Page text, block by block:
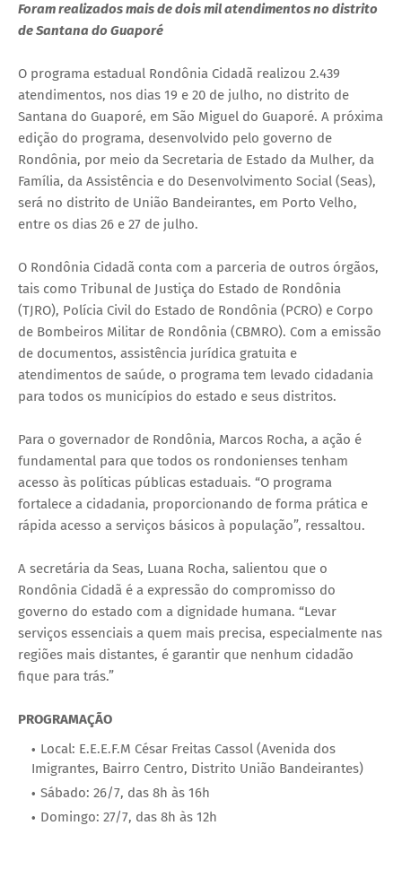
Foram realizados mais de dois mil atendimentos no distrito
de Santana do Guaporé
O programa estadual Rondônia Cidadã realizou 2.439
atendimentos, nos dias 19 e 20 de julho, no distrito de
Santana do Guaporé, em São Miguel do Guaporé. A próxima
edição do programa, desenvolvido pelo governo de
Rondônia, por meio da Secretaria de Estado da Mulher, da
Família, da Assistência e do Desenvolvimento Social (Seas),
será no distrito de União Bandeirantes, em Porto Velho,
entre os dias 26 e 27 de julho.
O Rondônia Cidadã conta com a parceria de outros órgãos,
tais como Tribunal de Justiça do Estado de Rondônia
(TJRO), Polícia Civil do Estado de Rondônia (PCRO) e Corpo
de Bombeiros Militar de Rondônia (CBMRO). Com a emissão
de documentos, assistência jurídica gratuita e
atendimentos de saúde, o programa tem levado cidadania
para todos os municípios do estado e seus distritos.
Para o governador de Rondônia, Marcos Rocha, a ação é
fundamental para que todos os rondonienses tenham
acesso às políticas públicas estaduais. “O programa
fortalece a cidadania, proporcionando de forma prática e
rápida acesso a serviços básicos à população”, ressaltou.
A secretária da Seas, Luana Rocha, salientou que o
Rondônia Cidadã é a expressão do compromisso do
governo do estado com a dignidade humana. “Levar
serviços essenciais a quem mais precisa, especialmente nas
regiões mais distantes, é garantir que nenhum cidadão
fique para trás.”
PROGRAMAÇÃO
Local: E.E.E.F.M César Freitas Cassol (Avenida dos
Imigrantes, Bairro Centro, Distrito União Bandeirantes)
Sábado: 26/7, das 8h às 16h
Domingo: 27/7, das 8h às 12h